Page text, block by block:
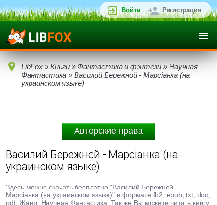
Войти Регистрация
LibFox » Книги » Фантастика и фэнтези » Научная
Фантастика » Василий Бережной - Марсiанка (на
украинском языке)
Авторские права
Василий Бережной - Марсiанка (на
украинском языке)
Здесь можно скачать бесплатно "Василий Бережной -
Марсiанка (на украинском языке)" в формате fb2, epub, txt, doc,
pdf. Жанр: Научная Фантастика. Так же Вы можете читать книгу